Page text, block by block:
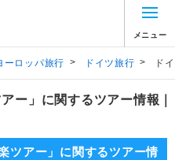
メニュー
ーロッパ旅行 > ドイツ旅行 > ド
ー」に関するツアー情報｜
アー」に関するツアー情